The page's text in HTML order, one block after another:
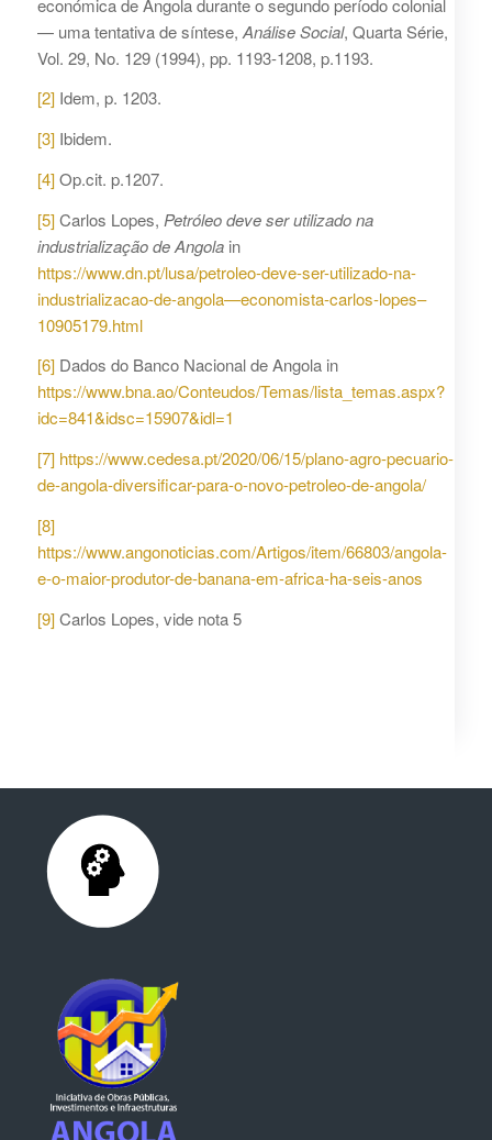
— uma tentativa de síntese, Análise Social, Quarta Série,
Vol. 29, No. 129 (1994), pp. 1193-1208, p.1193.
[2]Idem, p. 1203.
[3]Ibidem.
[4]Op.cit. p.1207.
[5]Carlos Lopes, Petróleo deve ser utilizado na
industrialização de Angolain
https://www.dn.pt/lusa/petroleo-deve-ser-utilizado-na-
industrializacao-de-angola—economista-carlos-lopes–
10905179.html
[6]Dados do Banco Nacional de Angola in
https://www.bna.ao/Conteudos/Temas/lista_temas.aspx?
idc=841&idsc=15907&idl=1
[7] https://www.cedesa.pt/2020/06/15/plano-agro-pecuario-
de-angola-diversificar-para-o-novo-petroleo-de-angola/
[8]
https://www.angonoticias.com/Artigos/item/66803/angola-
e-o-maior-produtor-de-banana-em-africa-ha-seis-anos
[9]Carlos Lopes, vide nota 5